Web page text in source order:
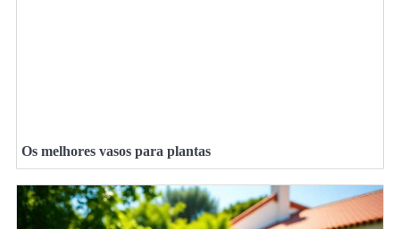
Os melhores vasos para plantas